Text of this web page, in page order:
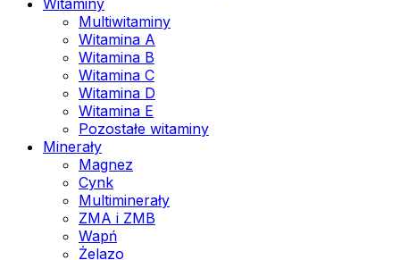
Multiwitaminy
Witamina A
Witamina B
Witamina C
Witamina D
Witamina E
Pozostałe witaminy
Minerały
Magnez
Cynk
Multiminerały
ZMA i ZMB
Wapń
Żelazo